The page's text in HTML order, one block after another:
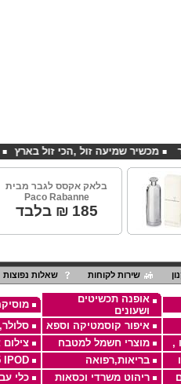
שמיעה זול ,הכי זול בארץ
בלאק אקסס לגבר מבית
Paco Rabanne
185 ₪ בלבד
שירות לקוחות שאלות נפוצות
אופנה תכשיטים
ושעונים
איפור קוסמטיקה וספא
, מוצרי חשמל למטבח
צילום
בריאות,רפואה
IPOD
ריהוט משרדי וכסאות
כלי